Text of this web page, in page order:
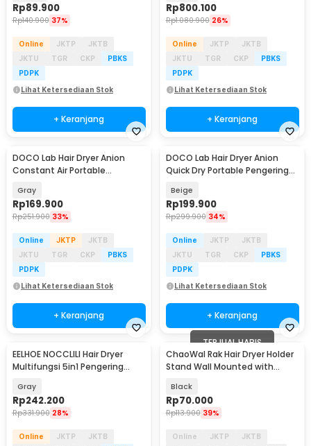
Rp89.900
Rp140.900 37%
Online JKTP
JKTB
JKTU
TGR CKP
PBKS
PDPK
Lihat Ketersediaan Stok
+ Keranjang
Rp800.100
Rp1.080.900 26%
Online JKTP
JKTB
JKTU
TGR CKP
PBKS
PDPK
Lihat Ketersediaan Stok
+ Keranjang
DOCO Lab Hair Dryer Anion
Constant Air Portable
H800
Gray
Rp169.900
Rp251.900 33%
Online JKTP
JKTB
JKTU
TGR CKP
PBKS
PDPK
Lihat Ketersediaan Stok
+ Keranjang
DOCO Lab Hair Dryer Anion
Quick Dry Portable Pengering
Beige
Rp199.900
Rp299.900 34%
Online JKTP
JKTB
JKTU
TGR CKP
PBKS
PDPK
Lihat Ketersediaan Stok
+ Keranjang
EELHOE NOCCLILI Hair Dryer
Multifungsi 5in1 Pengering
Gray
Rp242.200
Rp331.900 28%
Online JKTP
JKTB
TERJUAL HABIS
ChaoWal Rak Hair Dryer Holder
Stand Wall Mounted with
Black
Rp70.000
Rp113.900 39%
Online JKTP
JKTB